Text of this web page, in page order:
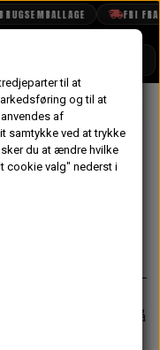
FRI
Ledningsnet
til
Varen er på
leveringstid
til at
og til at
af
samtykke ved at trykke
du at ændre hvilke
cookie valg" nederst i